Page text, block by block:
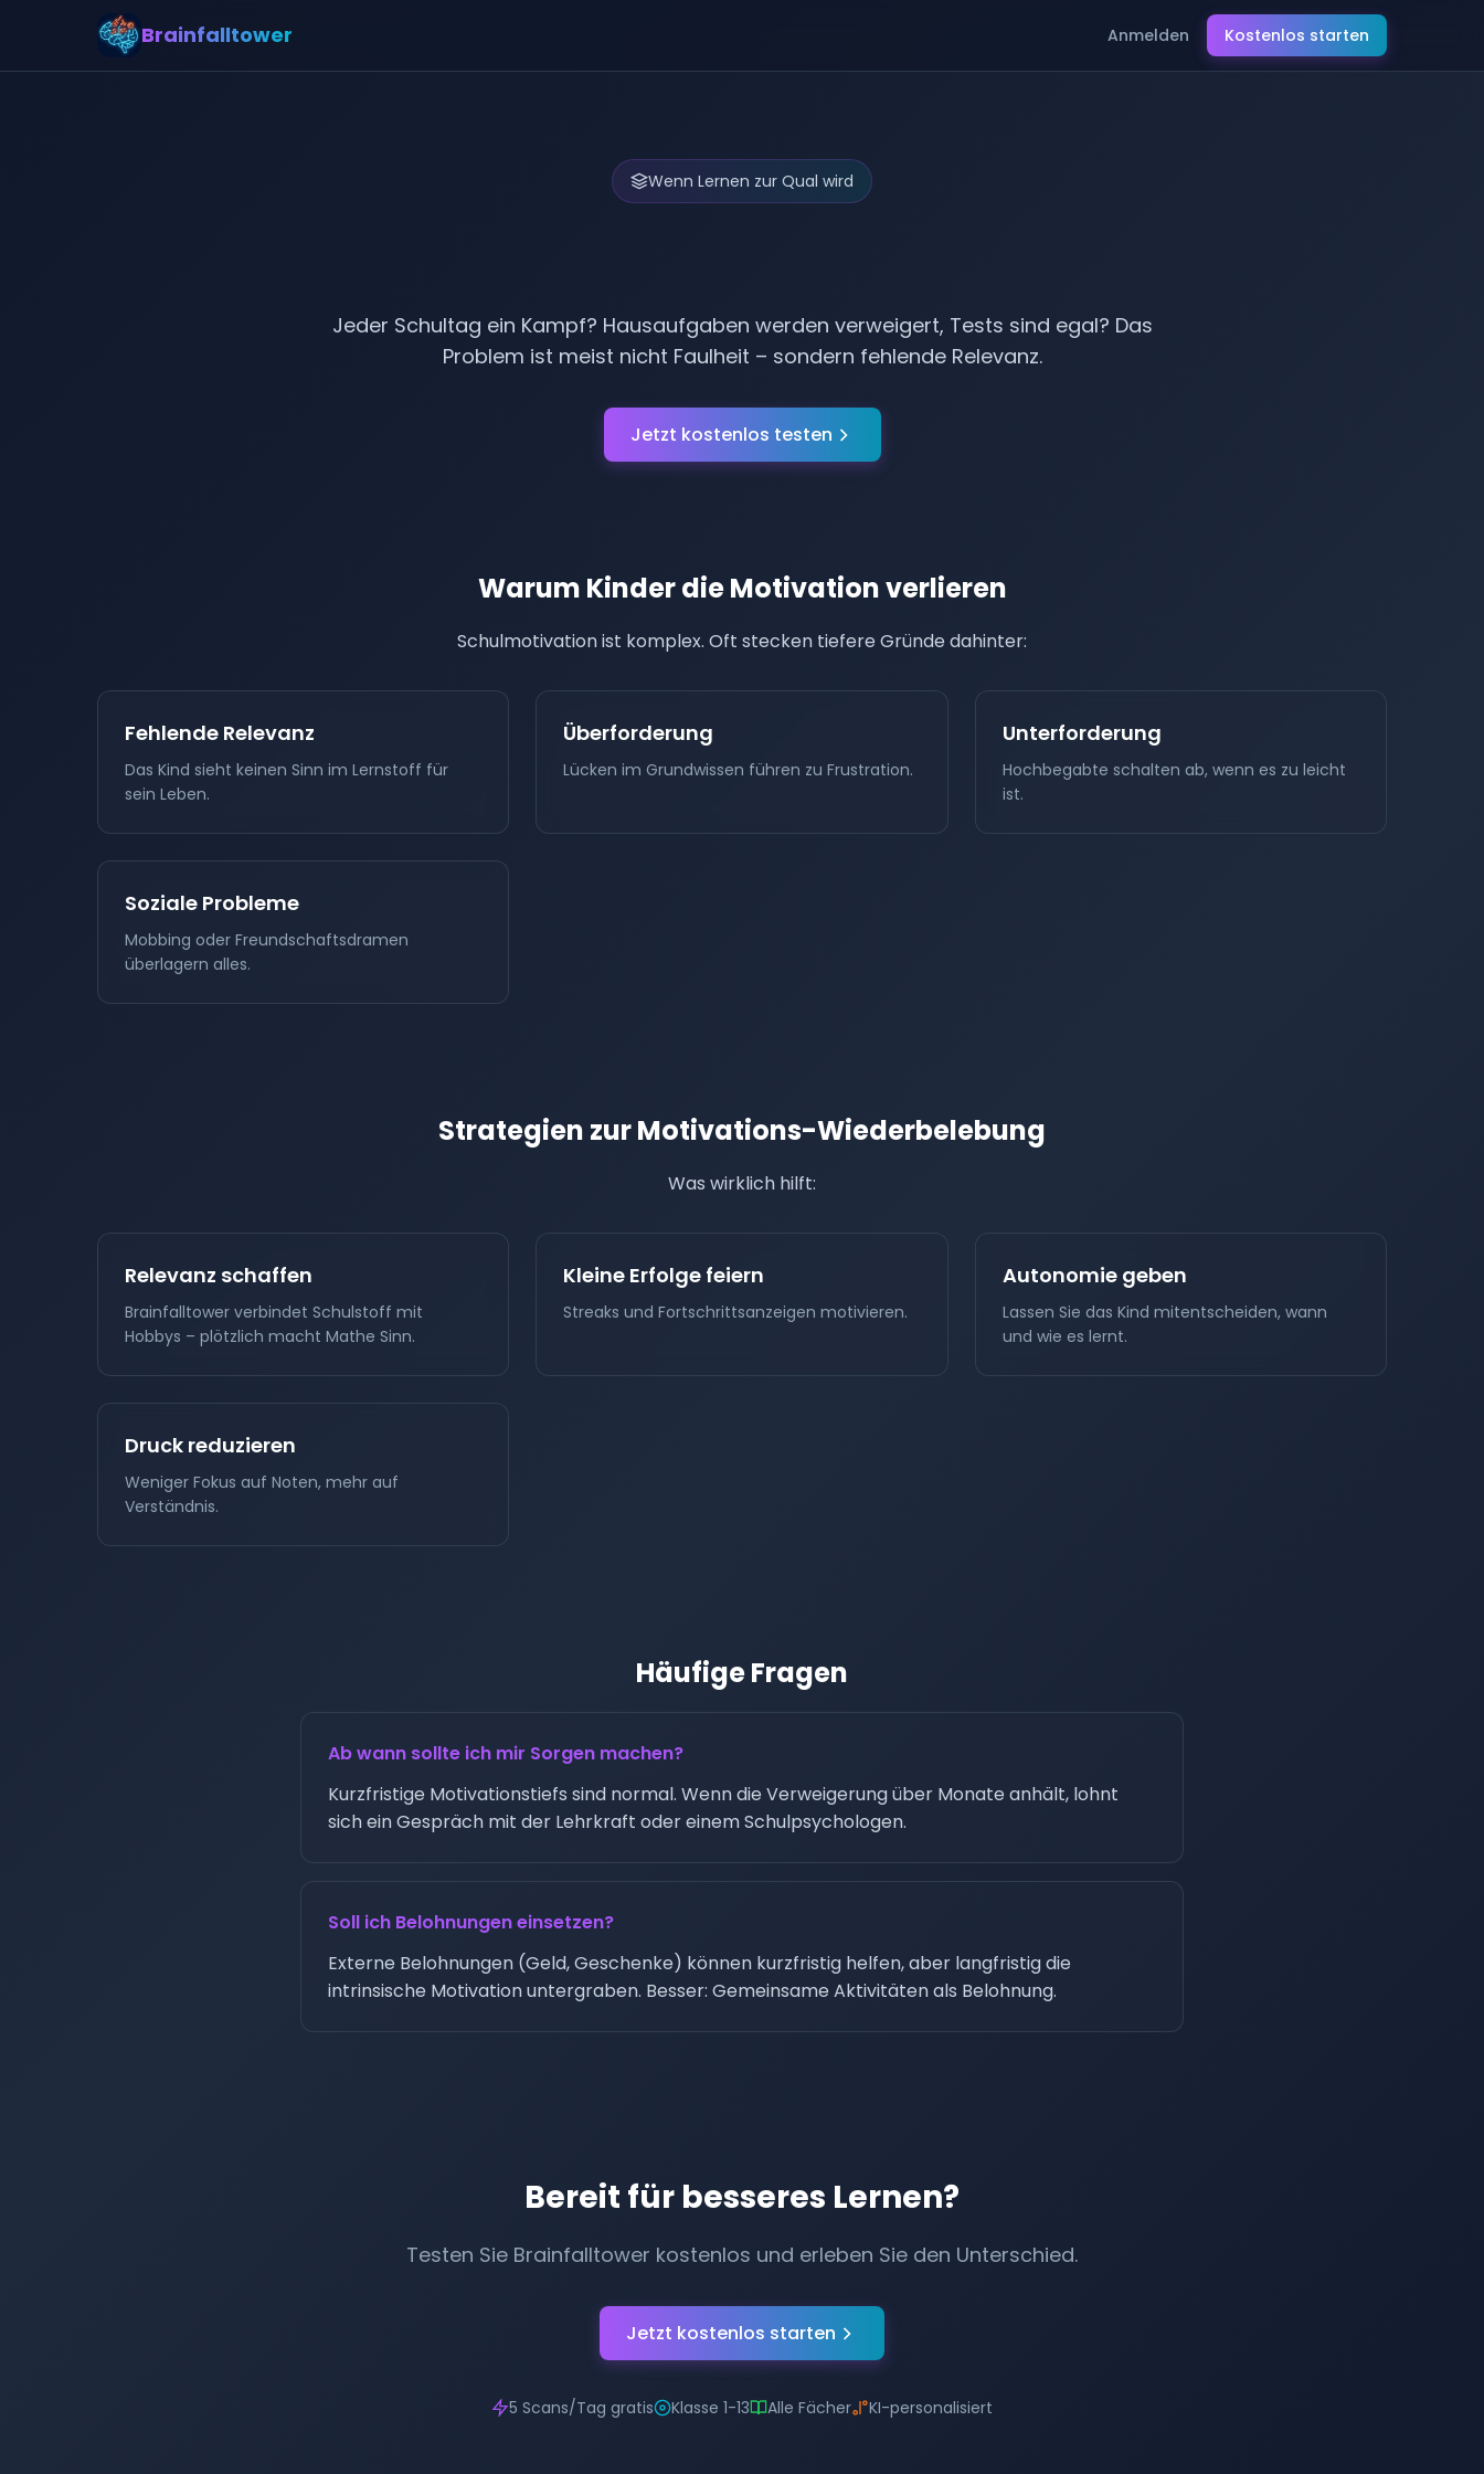
Brainfalltower Anmelden Kostenlos starten
Wenn Lernen zur Qual wird
Jeder Schultag ein Kampf? Hausaufgaben werden verweigert, Tests sind egal? Das
Problem ist meist nicht Faulheit – sondern fehlende Relevanz.
Jetzt kostenlos testen
Warum Kinder die Motivation verlieren
Schulmotivation ist komplex. Oft stecken tiefere Gründe dahinter:
Fehlende Relevanz
Das Kind sieht keinen Sinn im Lernstoff für
sein Leben.
Überforderung
Lücken im Grundwissen führen zu Frustration.
Unterforderung
Hochbegabte schalten ab, wenn es zu leicht
ist.
Soziale Probleme
Mobbing oder Freundschaftsdramen
überlagern alles.
Strategien zur Motivations-Wiederbelebung
Was wirklich hilft:
Relevanz schaffen
Brainfalltower verbindet Schulstoff mit
Hobbys – plötzlich macht Mathe Sinn.
Kleine Erfolge feiern
Streaks und Fortschrittsanzeigen motivieren.
Autonomie geben
Lassen Sie das Kind mitentscheiden, wann
und wie es lernt.
Druck reduzieren
Weniger Fokus auf Noten, mehr auf
Verständnis.
Häufige Fragen
Ab wann sollte ich mir Sorgen machen?
Kurzfristige Motivationstiefs sind normal. Wenn die Verweigerung über Monate anhält, lohnt
sich ein Gespräch mit der Lehrkraft oder einem Schulpsychologen.
Soll ich Belohnungen einsetzen?
Externe Belohnungen (Geld, Geschenke) können kurzfristig helfen, aber langfristig die
intrinsische Motivation untergraben. Besser: Gemeinsame Aktivitäten als Belohnung.
Bereit für besseres Lernen?
Testen Sie Brainfalltower kostenlos und erleben Sie den Unterschied.
Jetzt kostenlos starten
5 Scans/Tag gratis Klasse 1-13 Alle Fächer KI-personalisiert